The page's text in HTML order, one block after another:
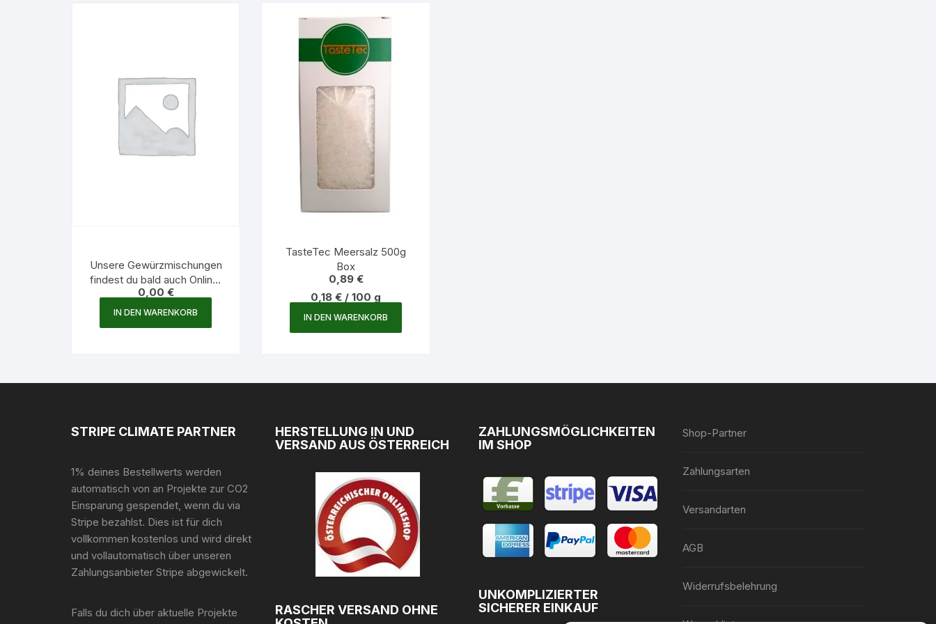
gewählt
werden
können
auf
der
Produktseite
gewählt
werden
Unsere Gewürzmischungen
findest du bald auch Online!
Bitte noch um etwas Geduld
:-)
0,00 €
IN DEN WARENKORB
TasteTec Meersalz 500g
Box
0,89 €
0,18 € / 100 g
IN DEN WARENKORB
STRIPE CLIMATE PARTNER
1% deines Bestellwerts werden
automatisch von an Projekte zur CO2
Einsparung gespendet, wenn du via
Stripe bezahlst. Dies ist für dich
vollkommen kostenlos und wird direkt
und vollautomatisch über unseren
Zahlungsanbieter Stripe abgewickelt.
Falls du dich über aktuelle Projekte
HERSTELLUNG IN UND
VERSAND AUS ÖSTERREICH
RASCHER VERSAND OHNE
ZAHLUNGSMÖGLICHKEITEN
IM SHOP
UNKOMPLIZIERTER
SICHERER EINKAUF
Shop-Partner
Zahlungsarten
Versandarten
AGB
Widerrufsbelehrung